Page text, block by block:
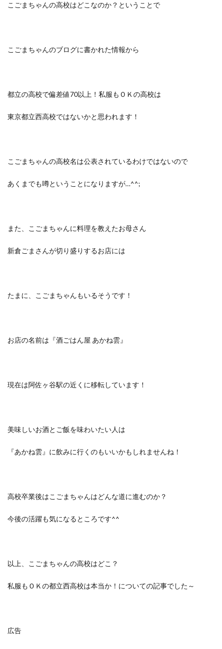
こごまちゃんの高校はどこなのか？ということで
こごまちゃんのブログに書かれた情報から
都立の高校で偏差値70以上！私服もＯＫの高校は
東京都立西高校ではないかと思われます！
こごまちゃんの高校名は公表されているわけではないので
あくまでも噂ということになりますが…^^;
また、こごまちゃんに料理を教えたお母さん
新倉ごまさんが切り盛りするお店には
たまに、こごまちゃんもいるそうです！
お店の名前は『酒ごはん屋 あかね雲』
現在は阿佐ヶ谷駅の近くに移転しています！
美味しいお酒とご飯を味わいたい人は
『あかね雲』に飲みに行くのもいいかもしれませんね！
高校卒業後はこごまちゃんはどんな道に進むのか？
今後の活躍も気になるところです^^
以上、こごまちゃんの高校はどこ？
私服もＯＫの都立西高校は本当か！についての記事でした～
広告